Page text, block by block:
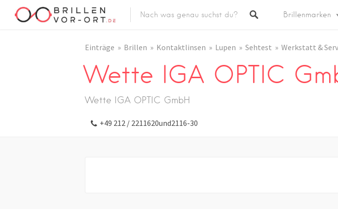
Brillenmarken
Einträge Brillen Kontaktlinsen Lupen Sehtest Werkstatt &
Wette IGA OPTIC
Wette IGA OPTIC GmbH
+49 212 / 2211620und2116-30